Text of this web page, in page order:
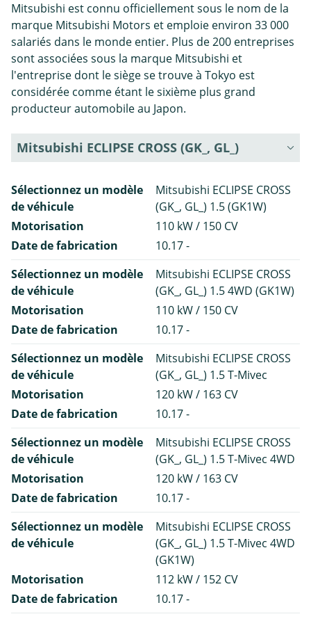
Mitsubishi est connu officiellement sous le nom de la
marque Mitsubishi Motors et emploie environ 33 000
salariés dans le monde entier. Plus de 200 entreprises
sont associées sous la marque Mitsubishi et
l'entreprise dont le siège se trouve à Tokyo est
considérée comme étant le sixième plus grand
producteur automobile au Japon.
Mitsubishi ECLIPSE CROSS (GK_, GL_)
Sélectionnez un modèle
de véhicule
Mitsubishi ECLIPSE CROSS
(GK_, GL_) 1.5 (GK1W)
Motorisation
110 kW / 150 CV
Date de fabrication
10.17 -
Sélectionnez un modèle
de véhicule
Mitsubishi ECLIPSE CROSS
(GK_, GL_) 1.5 4WD (GK1W)
Motorisation
110 kW / 150 CV
Date de fabrication
10.17 -
Sélectionnez un modèle
de véhicule
Mitsubishi ECLIPSE CROSS
(GK_, GL_) 1.5 T-Mivec
Motorisation
120 kW / 163 CV
Date de fabrication
10.17 -
Sélectionnez un modèle
de véhicule
Mitsubishi ECLIPSE CROSS
(GK_, GL_) 1.5 T-Mivec 4WD
Motorisation
120 kW / 163 CV
Date de fabrication
10.17 -
Sélectionnez un modèle
de véhicule
Mitsubishi ECLIPSE CROSS
(GK_, GL_) 1.5 T-Mivec 4WD
(GK1W)
Motorisation
112 kW / 152 CV
Date de fabrication
10.17 -